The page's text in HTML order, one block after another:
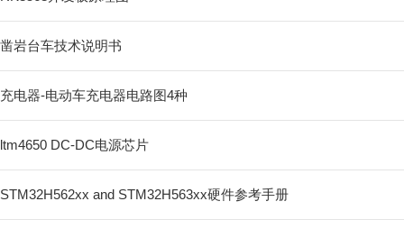
凿岩台车技术说明书
充电器-电动车充电器电路图4种
ltm4650 DC-DC电源芯片
STM32H562xx and STM32H563xx硬件参考手册